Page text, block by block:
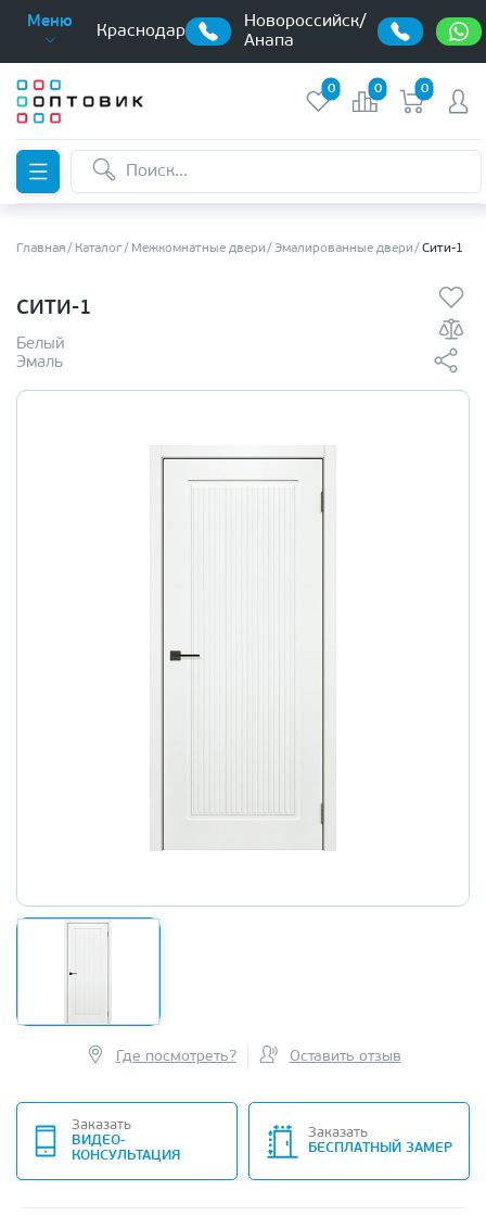
Меню
Краснодар
Новороссийск/
Анапа
0 0 0
Главная Каталог Межкомнатные двери Эмалированные двери Сити-1
СИТИ-1
Белый
Эмаль
Где посмотреть? Оставить отзыв
Заказать
ВИДЕО-
КОНСУЛЬТАЦИЯ
Заказать
БЕСПЛАТНЫЙ ЗАМЕР